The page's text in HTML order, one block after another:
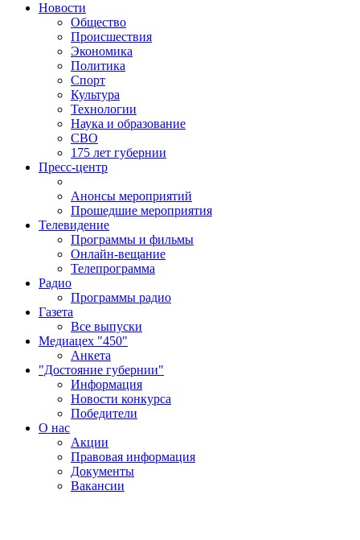
Новости
Общество
Происшествия
Экономика
Политика
Спорт
Культура
Технологии
Наука и образование
СВО
175 лет губернии
Пресс-центр
Анонсы мероприятий
Прошедшие мероприятия
Телевидение
Программы и фильмы
Онлайн-вещание
Телепрограмма
Радио
Программы радио
Газета
Все выпуски
Медиацех "450"
Анкета
"Достояние губернии"
Информация
Новости конкурса
Победители
О нас
Акции
Правовая информация
Документы
Вакансии